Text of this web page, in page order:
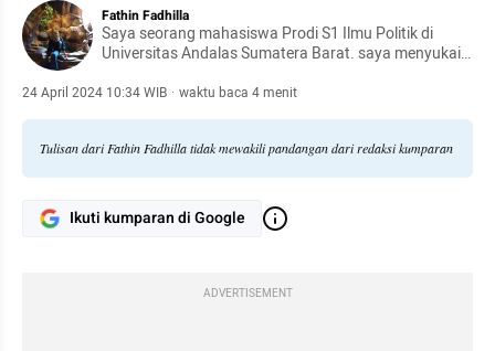
Fathin Fadhilla
Saya seorang mahasiswa Prodi S1 Ilmu Politik di
Universitas Andalas Sumatera Barat. saya menyukai
antara kekuasaan trasional berbasis tradisi dengan
24 April 2024 10:34 WIB · waktu baca 4 menit
Tulisan dari Fathin Fadhilla tidak mewakili pandangan dari redaksi kumparan
Ikuti kumparan di Google
ADVERTISEMENT